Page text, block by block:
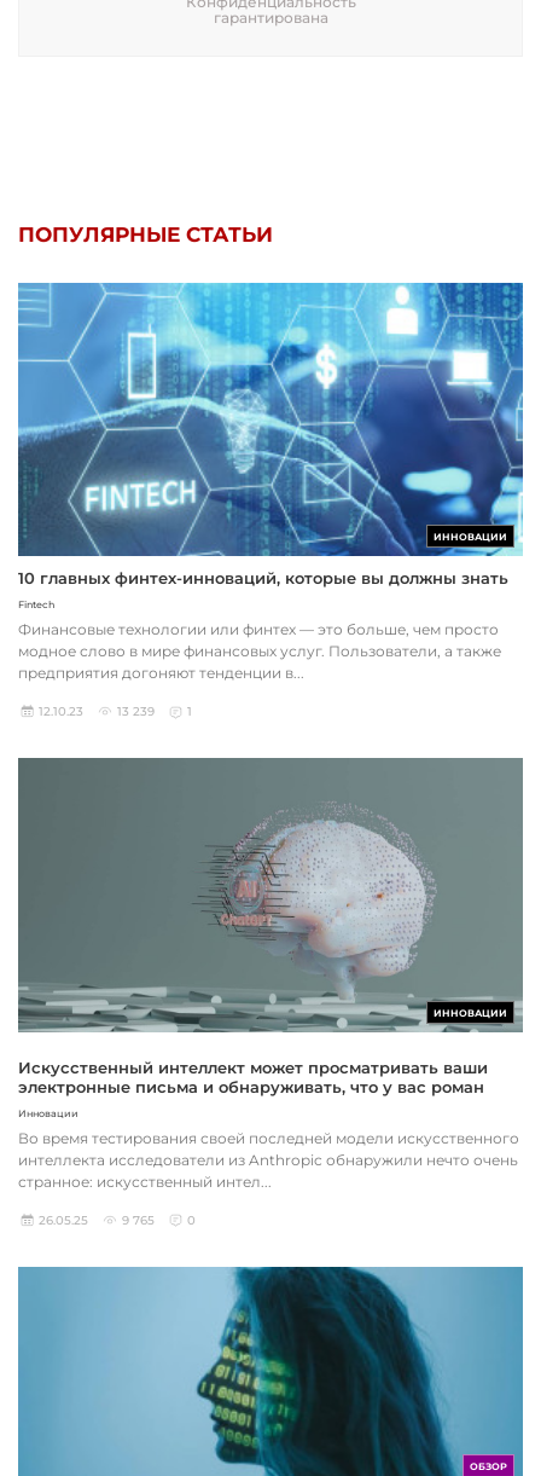
гарантирована
ПОПУЛЯРНЫЕ СТАТЬИ
ИННОВАЦИИ
10 главных финтех-инноваций, которые вы должны знать
Fintech
Финансовые технологии или финтех — это больше, чем просто
модное слово в мире финансовых услуг. Пользователи, а также
предприятия догоняют тенденции в...
12.10.23 13 239 1
ИННОВАЦИИ
Искусственный интеллект может просматривать ваши
электронные письма и обнаруживать, что у вас роман
Инновации
Во время тестирования своей последней модели искусственного
интеллекта исследователи из Anthropic обнаружили нечто очень
странное: искусственный интел...
26.05.25 9 765 0
ОБЗОР